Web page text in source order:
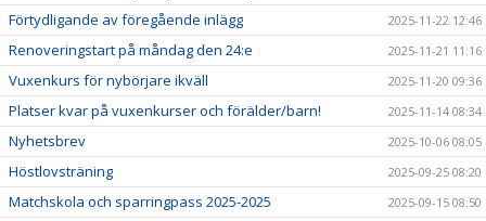
Förtydligande av föregående inlägg 2025-11-22 12:46
Renoveringstart på måndag den 24:e 2025-11-21 11:16
Vuxenkurs för nybörjare ikväll 2025-11-20 09:36
Platser kvar på vuxenkurser och förälder/barn! 2025-11-14 08:34
Nyhetsbrev 2025-10-06 08:05
Höstlovsträning 2025-09-25 08:20
Matchskola och sparringpass 2025-2025 2025-09-15 08:50